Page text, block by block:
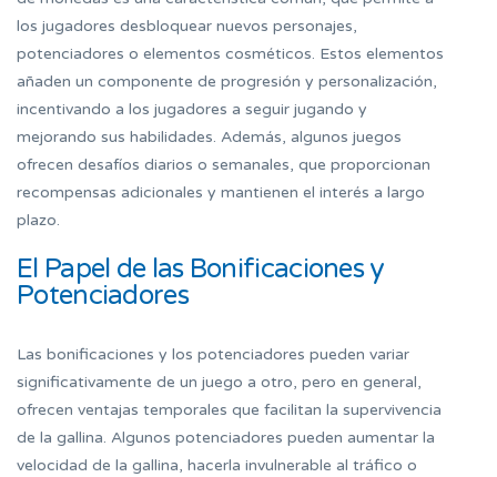
los jugadores desbloquear nuevos personajes,
potenciadores o elementos cosméticos. Estos elementos
añaden un componente de progresión y personalización,
incentivando a los jugadores a seguir jugando y
mejorando sus habilidades. Además, algunos juegos
ofrecen desafíos diarios o semanales, que proporcionan
recompensas adicionales y mantienen el interés a largo
plazo.
El Papel de las Bonificaciones y
Potenciadores
Las bonificaciones y los potenciadores pueden variar
significativamente de un juego a otro, pero en general,
ofrecen ventajas temporales que facilitan la supervivencia
de la gallina. Algunos potenciadores pueden aumentar la
velocidad de la gallina, hacerla invulnerable al tráfico o